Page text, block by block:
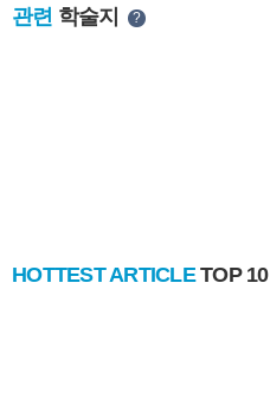
관련 학술지 ?
HOTTEST ARTICLETOP 10